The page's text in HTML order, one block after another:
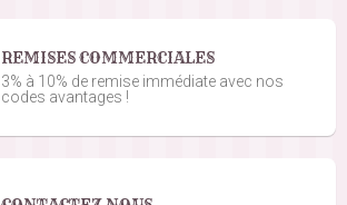
REMISES COMMERCIALES
3% à 10% de remise immédiate avec nos
codes avantages !